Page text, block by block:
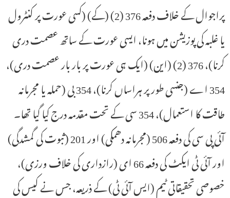
پراجوال کے خلاف دفعہ 376 (2) (کے) (کسی عورت پر کنٹرول
یا غلبہ کی پوزیشن میں ہونا، ایسی عورت کے ساتھ عصمت دری
کرنا)، 376 (2) (این) (ایک ہی عورت پر بار بار عصمت دری)،
354 اے (جنسی طور پر ہراساں کرنا)، 354 بی (حملہ یا مجرمانہ
طاقت کا استعمال)، 354 سی کے تحت مقدمہ درج کیا گیا تھا۔
آئی پی سی کی دفعہ 506 (مجرمانہ دھمکی) اور 201 (ثبوت کی گمشدگی)
اور آئی ٹی ایکٹ کی دفعہ 66 ای (رازداری کی خلاف ورزی)،
خصوصی تحقیقاتی ٹیم (ایس آئی ٹی) کے ذریعہ، جس نے کیس کی